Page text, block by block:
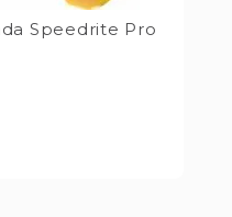
Speedrite Pro